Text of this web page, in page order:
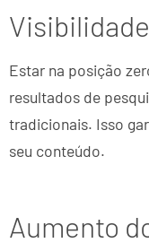
Estar na posição
resultados de
tradicionais. Isso
seu conteúdo.
Aumento